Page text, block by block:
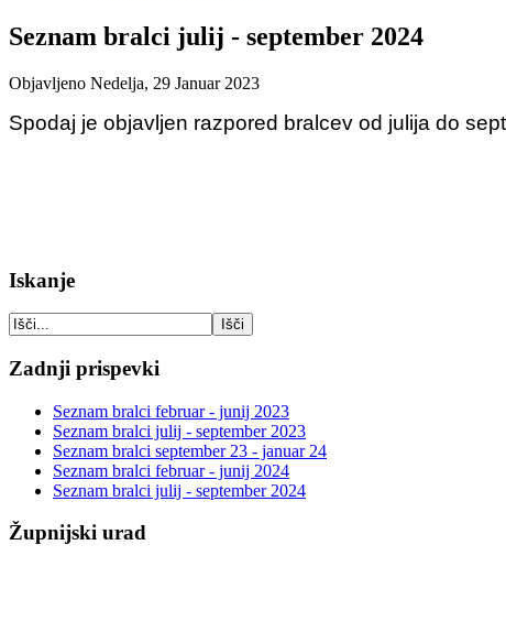
Seznam bralci julij - september 2024
Objavljeno Nedelja, 29 Januar 2023
Spodaj je objavljen razpored bralcev od julija do
Iskanje
Zadnji prispevki
Seznam bralci februar - junij 2023
Seznam bralci julij - september 2023
Seznam bralci september 23 - januar 24
Seznam bralci februar - junij 2024
Seznam bralci julij - september 2024
Župnijski urad